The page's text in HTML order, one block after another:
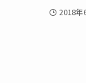
2018年